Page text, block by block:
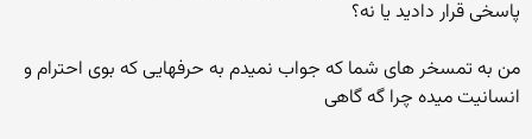
پاسخی قرار دادید یا نه؟
من به تمسخر های شما که جواب نمیدم به حرفهایی که بوی احترام و
انسانیت میده چرا گه گاهی